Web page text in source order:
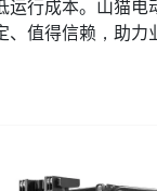
运行成本。山猫电
、值得信赖，助力